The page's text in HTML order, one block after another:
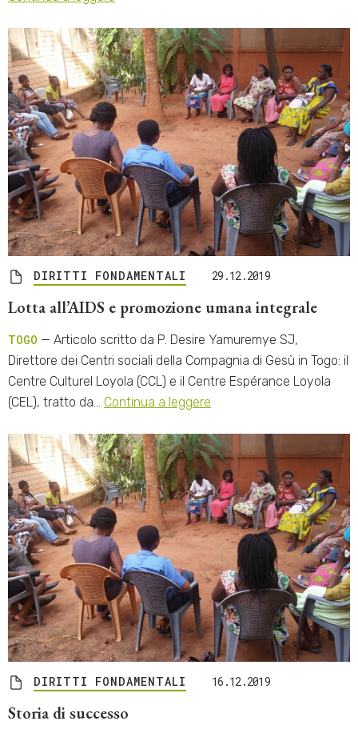
DIRITTI FONDAMENTALI 29.12.2019
Lotta all’AIDS e promozione umana integrale
TOGO — Articolo scritto da P. Desire Yamuremye SJ,
Direttore dei Centri sociali della Compagnia di Gesù in Togo: il
Centre Culturel Loyola (CCL) e il Centre Espérance Loyola
(CEL), tratto da… Continua a leggere
DIRITTI FONDAMENTALI 16.12.2019
Storia di successo